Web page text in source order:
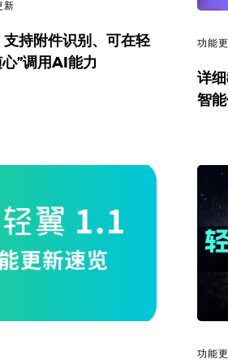
新
支持附件识别、可在轻
”调用AI能力
功能
详
智
功能